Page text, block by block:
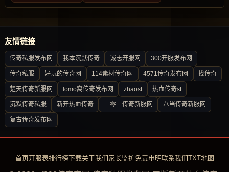
友情链接
传奇私服发布网 我本沉默传奇 诚志开服网 300开服发布网
传奇私服 好玩的传奇网 114素材传奇网 4571传奇发布网 找传奇
楚天传奇新服网 lomo窝传奇发布网 zhaosf 热血传奇sf
沉默传奇私服 新开热血传奇 二零二传奇新服网 八当传奇新服网
复古传奇发布网
首页开服表排行榜下载关于我们 家长监护免责申明联系我们TXT地图